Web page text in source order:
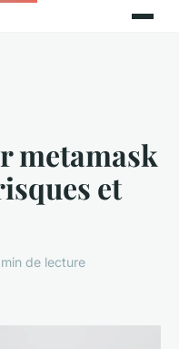
metamask
et
de lecture